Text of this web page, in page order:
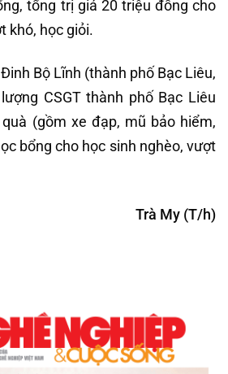
tổng trị giá 20 triệu đồng cho
khó, học giỏi.
Bộ Lĩnh (thành phố Bạc Liêu,
CSGT thành phố Bạc Liêu
(gồm xe đạp, mũ bảo hiểm,
bổng cho học sinh nghèo, vượt
Trà My (T/h)